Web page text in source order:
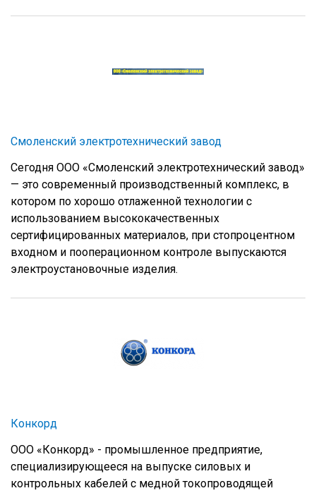
Смоленский электротехнический завод
Сегодня ООО «Смоленский электротехнический завод»
— это современный производственный комплекс, в
котором по хорошо отлаженной технологии с
использованием высококачественных
сертифицированных материалов, при стопроцентном
входном и пооперационном контроле выпускаются
электроустановочные изделия.
Конкорд
ООО «Конкорд» - промышленное предприятие,
специализирующееся на выпуске силовых и
контрольных кабелей с медной токопроводящей